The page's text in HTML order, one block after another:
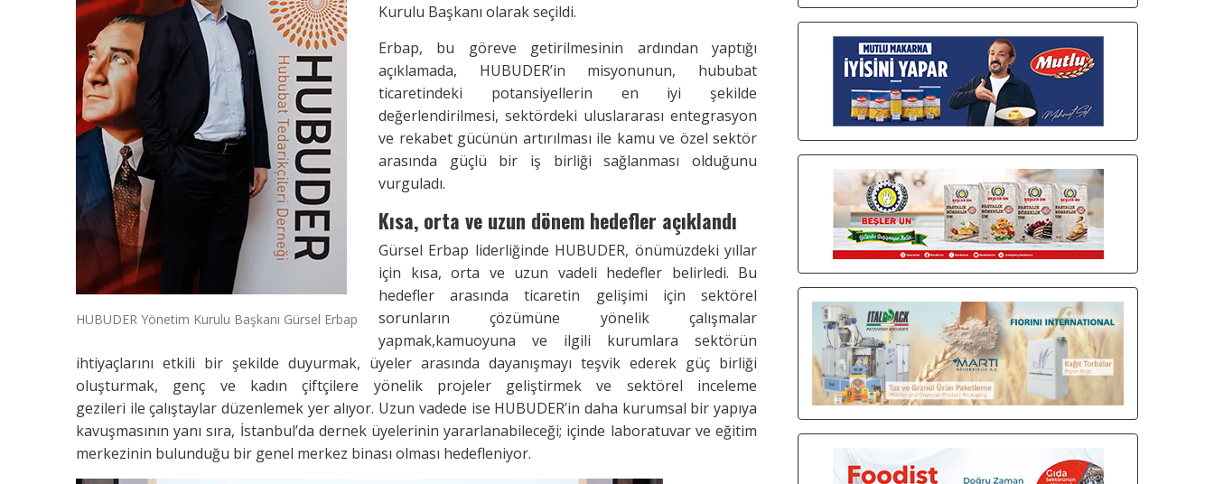
HUBUDER Yönetim Kurulu Başkanı Gürsel Erbap
Kurulu Başkanı olarak seçildi.
Erbap, bu göreve getirilmesinin ardından yaptığı
açıklamada, HUBUDER’in misyonunun, hububat
ticaretindeki potansiyellerin en iyi şekilde
değerlendirilmesi, sektördeki uluslararası entegrasyon
ve rekabet gücünün artırılması ile kamu ve özel sektör
arasında güçlü bir iş birliği sağlanması olduğunu
vurguladı.
Kısa, orta ve uzun dönem hedefler açıklandı
Gürsel Erbap liderliğinde HUBUDER, önümüzdeki yıllar
için kısa, orta ve uzun vadeli hedefler belirledi. Bu
hedefler arasında ticaretin gelişimi için sektörel
sorunların çözümüne yönelik çalışmalar
yapmak,kamuoyuna ve ilgili kurumlara sektörün
ihtiyaçlarını etkili bir şekilde duyurmak, üyeler arasında dayanışmayı teşvik ederek güç birliği
oluşturmak, genç ve kadın çiftçilere yönelik projeler geliştirmek ve sektörel inceleme
gezileri ile çalıştaylar düzenlemek yer alıyor. Uzun vadede ise HUBUDER’in daha kurumsal bir yapıya
kavuşmasının yanı sıra, İstanbul’da dernek üyelerinin yararlanabileceği; içinde laboratuvar ve eğitim
merkezinin bulunduğu bir genel merkez binası olması hedefleniyor.